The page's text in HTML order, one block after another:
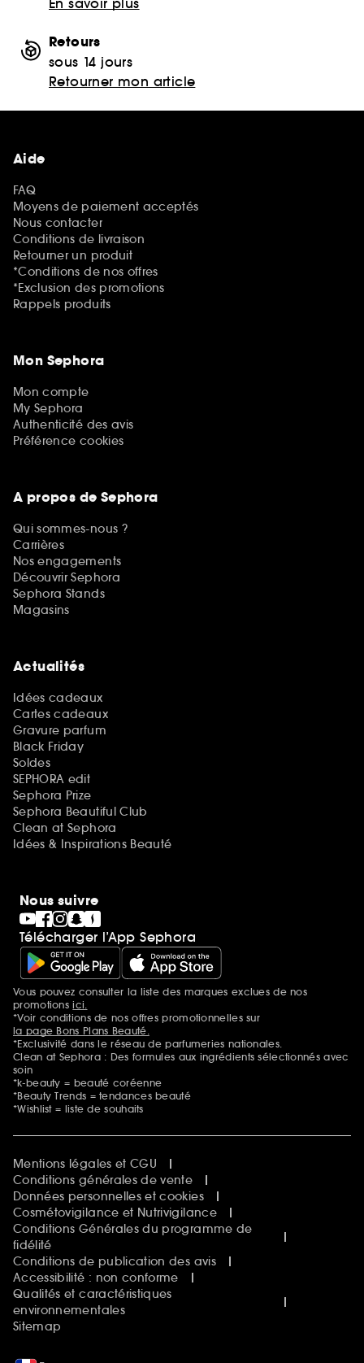
Retours
sous 14 jours
Retourner mon article
Aide
FAQ
Moyens de paiement acceptés
Nous contacter
Conditions de livraison
Retourner un produit
*Conditions de nos offres
*Exclusion des promotions
Rappels produits
Mon Sephora
Mon compte
My Sephora
Authenticité des avis
Préférence cookies
A propos de Sephora
Qui sommes-nous ?
Carrières
Nos engagements
Découvrir Sephora
Sephora Stands
Magasins
Actualités
Idées cadeaux
Cartes cadeaux
Gravure parfum
Black Friday
Soldes
SEPHORA edit
Sephora Prize
Sephora Beautiful Club
Clean at Sephora
Idées & Inspirations Beauté
Nous suivre
Télécharger l’App Sephora
Mentions additionnelles
Vous pouvez consulter la liste des marques exclues de nos
promotionsici.
*Voir conditions de nos offres promotionnelles sur
la page Bons Plans Beauté.
*Exclusivité dans le réseau de parfumeries nationales.
Clean at Sephora : Des formules aux ingrédients sélectionnés avec
soin
*k-beauty = beauté coréenne
*Beauty Trends = tendances beauté
*Wishlist = liste de souhaits
Mentions légales et CGU
Conditions générales de vente
Données personnelles et cookies
Cosmétovigilance et Nutrivigilance
Conditions Générales du programme de
fidélité
Conditions de publication des avis
Accessibilité : non conforme
Qualités et caractéristiques
environnementales
Sitemap